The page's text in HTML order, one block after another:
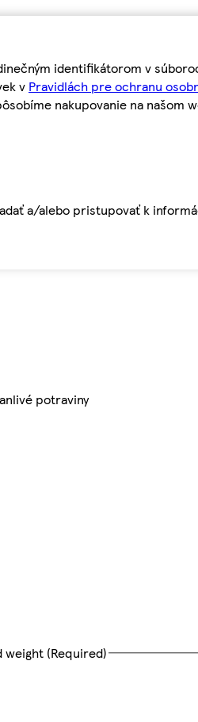
identifikátorom v
v Pravidlách pre ochranu
nakupovanie na našom
a/alebo pristupovať k
potraviny
weight (Required)